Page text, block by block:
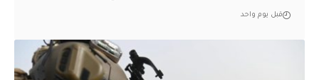
قبل يوم واحد